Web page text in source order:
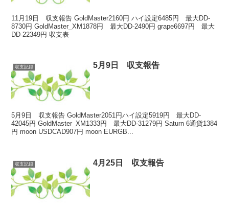
11月19日 収支報告 GoldMaster2160円 ハイ設定6485円 最大DD-
8730円 GoldMaster_XM1878円 最大DD-2490円 grape6697円 最大
DD-22349円 収支表
収支記録 5月9日 収支報告
5月9日 収支報告 GoldMaster2051円ハイ設定5919円 最大DD-
42045円 GoldMaster_XM1333円 最大DD-31279円 Saturn 6通貨1384
円 moon USDCAD907円 moon EURGB...
収支記録 4月25日 収支報告